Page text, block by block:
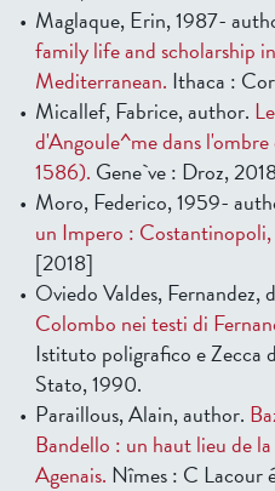
Maglaque, Erin, 1987-
family life and scholarship
Mediterranean. Ithaca :
Micallef, Fabrice, author.
d'Angoule^me dans l'ombre
1586). Gene`ve : Droz,
Moro, Federico, 1959-
un Impero :
[2018]
Oviedo Valdes, Fernandez,
Colombo nei testi di
Istituto poligrafico e Zecca
Stato, 1990.
Paraillous, Alain, author.
Bandello : un haut lieu de la
Agenais. Nîmes : C